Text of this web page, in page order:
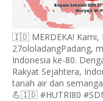
🇮🇩 MERDEKA! Kami,
27ololadangPadang,
Indonesia ke-80.
Rakyat Sejahtera,
tanah air dan
💪🇮🇩 #HUTRI80